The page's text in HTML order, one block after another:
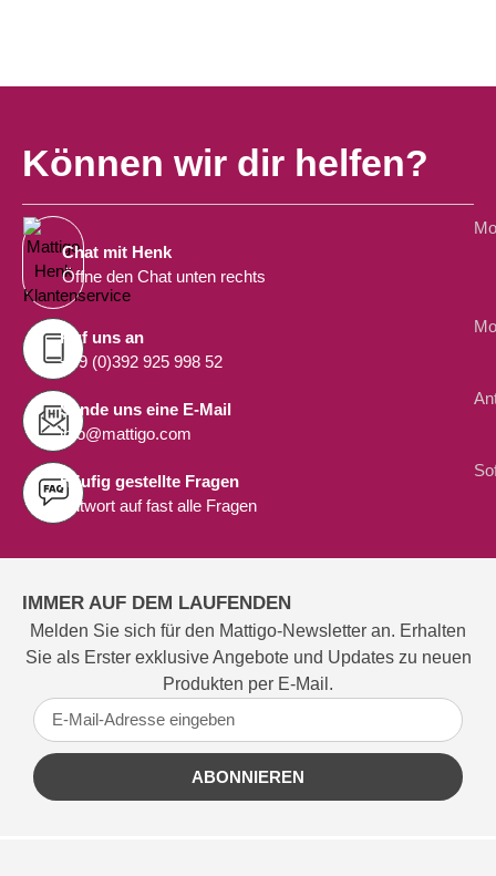
Können wir dir helfen?
Chat mit Henk
Öffne den Chat unten rechts
Ruf uns an
+49 (0)392 925 998 52
Sende uns eine E-Mail
info@mattigo.com
Häufig gestellte Fragen
Antwort auf fast alle Fragen
IMMER AUF DEM LAUFENDEN
Melden Sie sich für den Mattigo-Newsletter an. Erhalten
Sie als Erster exklusive Angebote und Updates zu neuen
Produkten per E-Mail.
ABONNIEREN